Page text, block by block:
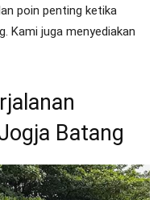
poin penting ketika
Kami juga menyediakan
Batang